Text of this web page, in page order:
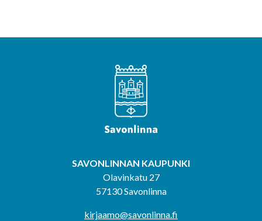
SAVONLINNAN KAUPUNKI
Olavinkatu 27
57130 Savonlinna
kirjaamo@savonlinna.fi